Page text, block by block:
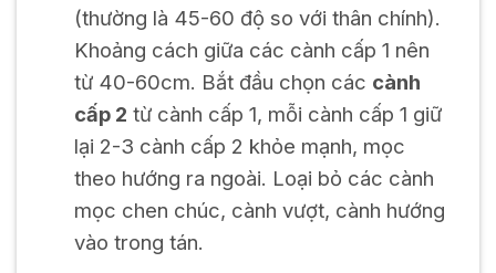
(thường là 45-60 độ so với thân chính).
Khoảng cách giữa các cành cấp 1 nên
từ 40-60cm. Bắt đầu chọn các cành
cấp 2 từ cành cấp 1, mỗi cành cấp 1 giữ
lại 2-3 cành cấp 2 khỏe mạnh, mọc
theo hướng ra ngoài. Loại bỏ các cành
mọc chen chúc, cành vượt, cành hướng
vào trong tán.